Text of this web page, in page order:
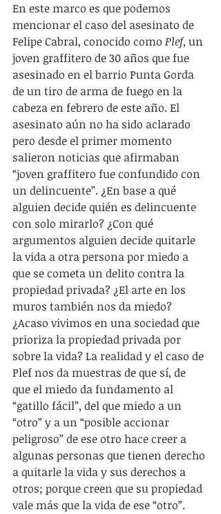
En este marco es que podemos
mencionar el caso del asesinato de
Felipe Cabral, conocido como Plef, un
joven graffitero de 30 años que fue
asesinado en el barrio Punta Gorda
de un tiro de arma de fuego en la
cabeza en febrero de este año. El
asesinato aún no ha sido aclarado
pero desde el primer momento
salieron noticias que afirmaban
“joven graffitero fue confundido con
un delincuente”. ¿En base a qué
alguien decide quién es delincuente
con solo mirarlo? ¿Con qué
argumentos alguien decide quitarle
la vida a otra persona por miedo a
que se cometa un delito contra la
propiedad privada? ¿El arte en los
muros también nos da miedo?
¿Acaso vivimos en una sociedad que
prioriza la propiedad privada por
sobre la vida? La realidad y el caso de
Plef nos da muestras de que sí, de
que el miedo da fundamento al
“gatillo fácil”, del que miedo a un
“otro” y a un “posible accionar
peligroso” de ese otro hace creer a
algunas personas que tienen derecho
a quitarle la vida y sus derechos a
otros; porque creen que su propiedad
vale más que la vida de ese “otro”.